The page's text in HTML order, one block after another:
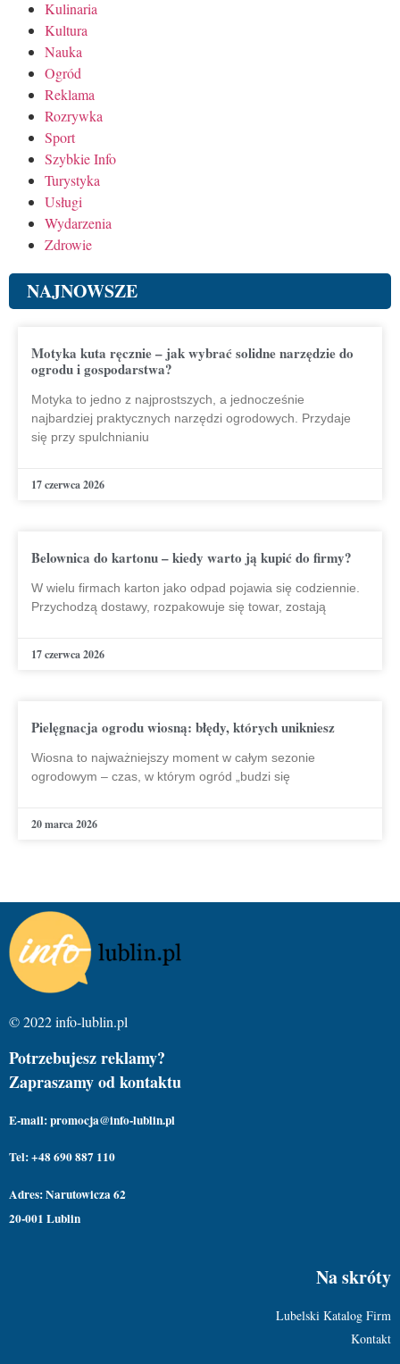
Kulinaria
Kultura
Nauka
Ogród
Reklama
Rozrywka
Sport
Szybkie Info
Turystyka
Usługi
Wydarzenia
Zdrowie
NAJNOWSZE
Motyka kuta ręcznie – jak wybrać solidne narzędzie do
ogrodu i gospodarstwa?
Motyka to jedno z najprostszych, a jednocześnie
najbardziej praktycznych narzędzi ogrodowych. Przydaje
się przy spulchnianiu
17 czerwca 2026
Belownica do kartonu – kiedy warto ją kupić do firmy?
W wielu firmach karton jako odpad pojawia się codziennie.
Przychodzą dostawy, rozpakowuje się towar, zostają
17 czerwca 2026
Pielęgnacja ogrodu wiosną: błędy, których unikniesz
Wiosna to najważniejszy moment w całym sezonie
ogrodowym – czas, w którym ogród „budzi się
20 marca 2026
© 2022 info-lublin.pl
Potrzebujesz reklamy?
Zapraszamy od kontaktu
E-mail: promocja@info-lublin.pl
Tel: +48 690 887 110
Adres: Narutowicza 62
20-001 Lublin
Na skróty
Lubelski Katalog Firm
Kontakt